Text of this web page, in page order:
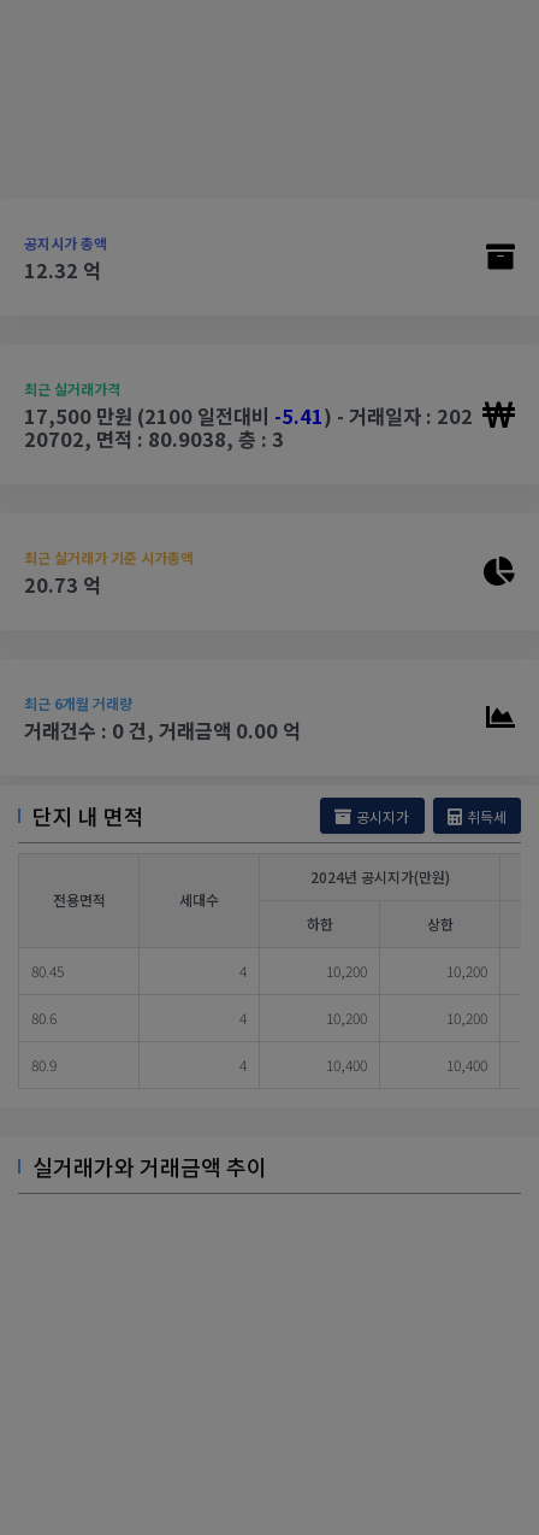
공지시가 총액
12.32 억
최근 실거래가격
17,500 만원 (2100 일전대비 -5.41) - 거래일자 : 202
20702, 면적 : 80.9038, 층 : 3
최근 실거래가 기준 시가총액
20.73 억
최근 6개월 거래량
거래건수 : 0 건, 거래금액 0.00 억
단지 내 면적 공시지가 취득세
전용면적 세대수
2024년 공시지가(만원)
하한 상한
80.45 4 10,200 10,200
80.6 4 10,200 10,200
80.9 4 10,400 10,400
실거래가와 거래금액 추이